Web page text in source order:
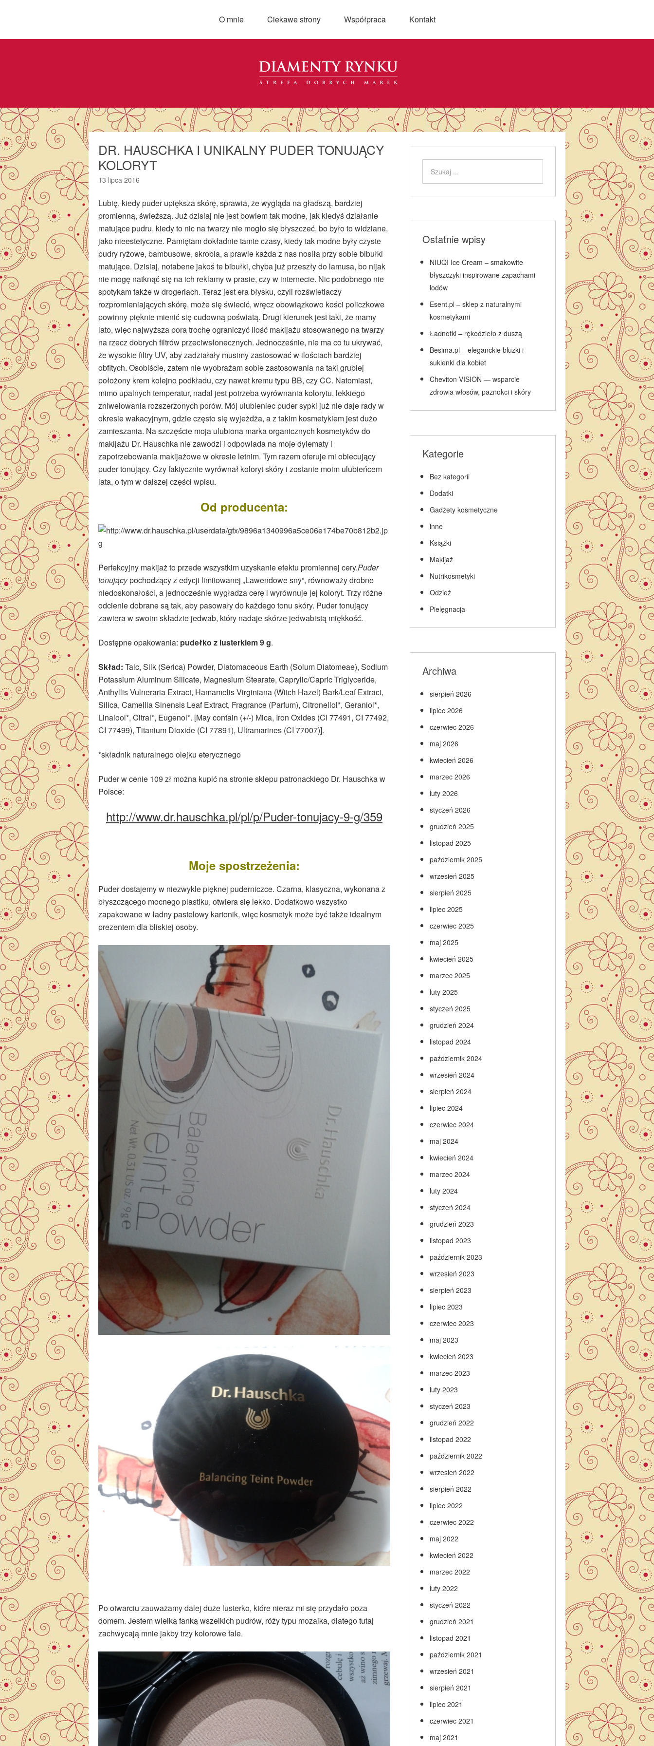
O mnie Ciekawe strony Współpraca Kontakt
DR. HAUSCHKA I UNIKALNY PUDER TONUJĄCY
KOLORYT
13 lipca 2016
Lubię, kiedy puder upiększa skórę, sprawia, że wygląda na gładszą, bardziej
promienną, świeższą. Już dzisiaj nie jest bowiem tak modne, jak kiedyś działanie
matujące pudru, kiedy to nic na twarzy nie mogło się błyszczeć, bo było to widziane,
jako nieestetyczne. Pamiętam dokładnie tamte czasy, kiedy tak modne były czyste
pudry ryżowe, bambusowe, skrobia, a prawie każda z nas nosiła przy sobie bibułki
matujące. Dzisiaj, notabene jakoś te bibułki, chyba już przeszły do lamusa, bo nijak
nie mogę natknąć się na ich reklamy w prasie, czy w internecie. Nic podobnego nie
spotykam także w drogeriach. Teraz jest era błysku, czyli rozświetlaczy
rozpromieniających skórę, może się świecić, wręcz obowiązkowo kości policzkowe
powinny pięknie mienić się cudowną poświatą. Drugi kierunek jest taki, że mamy
lato, więc najwyższa pora trochę ograniczyć ilość makijażu stosowanego na twarzy
na rzecz dobrych filtrów przeciwsłonecznych. Jednocześnie, nie ma co tu ukrywać,
że wysokie filtry UV, aby zadziałały musimy zastosować w ilościach bardziej
obfitych. Osobiście, zatem nie wyobrażam sobie zastosowania na taki grubiej
położony krem kolejno podkładu, czy nawet kremu typu BB, czy CC. Natomiast,
mimo upalnych temperatur, nadal jest potrzeba wyrównania kolorytu, lekkiego
zniwelowania rozszerzonych porów. Mój ulubieniec puder sypki już nie daje rady w
okresie wakacyjnym, gdzie często się wyjeżdża, a z takim kosmetykiem jest dużo
zamieszania. Na szczęście moja ulubiona marka organicznych kosmetyków do
makijażu Dr. Hauschka nie zawodzi i odpowiada na moje dylematy i
zapotrzebowania makijażowe w okresie letnim. Tym razem oferuje mi obiecujący
puder tonujący. Czy faktycznie wyrównał koloryt skóry i zostanie moim ulubieńcem
lata, o tym w dalszej części wpisu.
Od producenta:
Perfekcyjny makijaż to przede wszystkim uzyskanie efektu promiennej cery.Puder
tonującypochodzący z edycji limitowanej „Lawendowe sny”, równoważy drobne
niedoskonałości, a jednocześnie wygładza cerę i wyrównuje jej koloryt. Trzy różne
odcienie dobrane są tak, aby pasowały do każdego tonu skóry. Puder tonujący
zawiera w swoim składzie jedwab, który nadaje skórze jedwabistą miękkość.
Dostępne opakowania: pudełko z lusterkiem 9 g.
Skład: Talc, Silk (Serica) Powder, Diatomaceous Earth (Solum Diatomeae), Sodium
Potassium Aluminum Silicate, Magnesium Stearate, Caprylic/Capric Triglyceride,
Anthyllis Vulneraria Extract, Hamamelis Virginiana (Witch Hazel) Bark/Leaf Extract,
Silica, Camellia Sinensis Leaf Extract, Fragrance (Parfum), Citronellol*, Geraniol*,
Linalool*, Citral*, Eugenol*. [May contain (+/-) Mica, Iron Oxides (CI 77491, CI 77492,
CI 77499), Titanium Dioxide (CI 77891), Ultramarines (CI 77007)].
*składnik naturalnego olejku eterycznego
Puder w cenie 109 zł można kupić na stronie sklepu patronackiego Dr. Hauschka w
Polsce:
http://www.dr.hauschka.pl/pl/p/Puder-tonujacy-9-g/359
Moje spostrzeżenia:
Puder dostajemy w niezwykle pięknej puderniczce. Czarna, klasyczna, wykonana z
błyszczącego mocnego plastiku, otwiera się lekko. Dodatkowo wszystko
zapakowane w ładny pastelowy kartonik, więc kosmetyk może być także idealnym
prezentem dla bliskiej osoby.
Po otwarciu zauważamy dalej duże lusterko, które nieraz mi się przydało poza
domem. Jestem wielką fanką wszelkich pudrów, róży typu mozaika, dlatego tutaj
zachwycają mnie jakby trzy kolorowe fale.
Ostatnie wpisy
NIUQI Ice Cream – smakowite
błyszczyki inspirowane zapachami
lodów
Esent.pl – sklep z naturalnymi
kosmetykami
Ładnotki – rękodzieło z duszą
Besima.pl – eleganckie bluzki i
sukienki dla kobiet
Cheviton VISION — wsparcie
zdrowia włosów, paznokci i skóry
Kategorie
Bez kategorii
Dodatki
Gadżety kosmetyczne
inne
Książki
Makijaż
Nutrikosmetyki
Odzież
Pielęgnacja
Archiwa
sierpień 2026
lipiec 2026
czerwiec 2026
maj 2026
kwiecień 2026
marzec 2026
luty 2026
styczeń 2026
grudzień 2025
listopad 2025
październik 2025
wrzesień 2025
sierpień 2025
lipiec 2025
czerwiec 2025
maj 2025
kwiecień 2025
marzec 2025
luty 2025
styczeń 2025
grudzień 2024
listopad 2024
październik 2024
wrzesień 2024
sierpień 2024
lipiec 2024
czerwiec 2024
maj 2024
kwiecień 2024
marzec 2024
luty 2024
styczeń 2024
grudzień 2023
listopad 2023
październik 2023
wrzesień 2023
sierpień 2023
lipiec 2023
czerwiec 2023
maj 2023
kwiecień 2023
marzec 2023
luty 2023
styczeń 2023
grudzień 2022
listopad 2022
październik 2022
wrzesień 2022
sierpień 2022
lipiec 2022
czerwiec 2022
maj 2022
kwiecień 2022
marzec 2022
luty 2022
styczeń 2022
grudzień 2021
listopad 2021
październik 2021
wrzesień 2021
sierpień 2021
lipiec 2021
czerwiec 2021
maj 2021